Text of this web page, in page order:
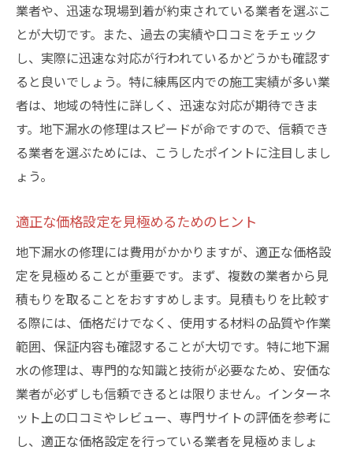
業者や、迅速な現場到着が約束されている業者を選ぶこ
とが大切です。また、過去の実績や口コミをチェック
し、実際に迅速な対応が行われているかどうかも確認す
ると良いでしょう。特に練馬区内での施工実績が多い業
者は、地域の特性に詳しく、迅速な対応が期待できま
す。地下漏水の修理はスピードが命ですので、信頼でき
る業者を選ぶためには、こうしたポイントに注目しまし
ょう。
適正な価格設定を見極めるためのヒント
地下漏水の修理には費用がかかりますが、適正な価格設
定を見極めることが重要です。まず、複数の業者から見
積もりを取ることをおすすめします。見積もりを比較す
る際には、価格だけでなく、使用する材料の品質や作業
範囲、保証内容も確認することが大切です。特に地下漏
水の修理は、専門的な知識と技術が必要なため、安価な
業者が必ずしも信頼できるとは限りません。インターネ
ット上の口コミやレビュー、専門サイトの評価を参考に
し、適正な価格設定を行っている業者を見極めましょ